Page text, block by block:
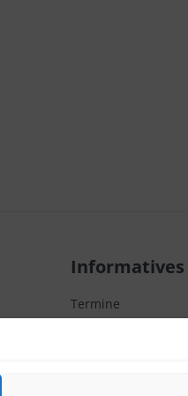
Informatives
Termine